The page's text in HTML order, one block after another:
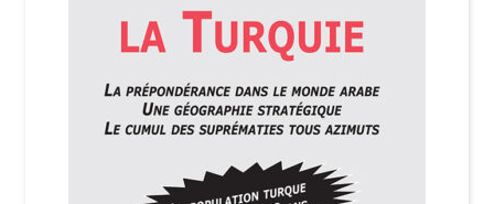
Politique de confidentialité et cookies
Qui sommes-nous ?